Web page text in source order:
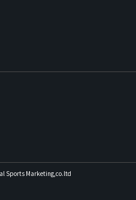
Sports Marketing,co.ltd